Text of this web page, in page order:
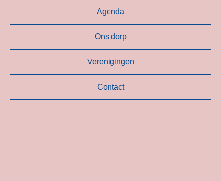
Agenda
Ons dorp
Verenigingen
Contact